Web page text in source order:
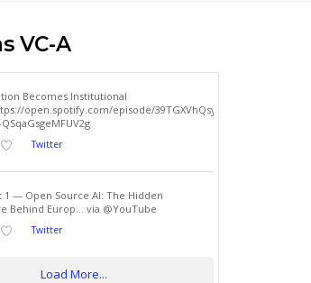
AI
VC-A
Becomes Institutional
open.spotify.com/episode/39TGXVhQsyh8mcvbU1DNYF?
Twitter
1 — Open Source AI: The Hidden
Behind Europ... via @YouTube
Twitter
Load More...